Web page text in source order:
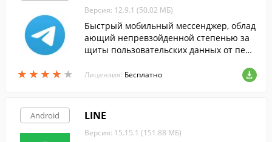
★ ★ ★ ★ ★
★ ★ ★ ★ ★
Версия: 12.9.1 (50.02 МБ)
Быстрый мобильный мессенджер, облад
ающий непревзойденной степенью за
щиты пользовательских данных от пере
тов.
Лицензия: Бесплатно
Android LINE
Версия: 15.15.1 (151.88 МБ)